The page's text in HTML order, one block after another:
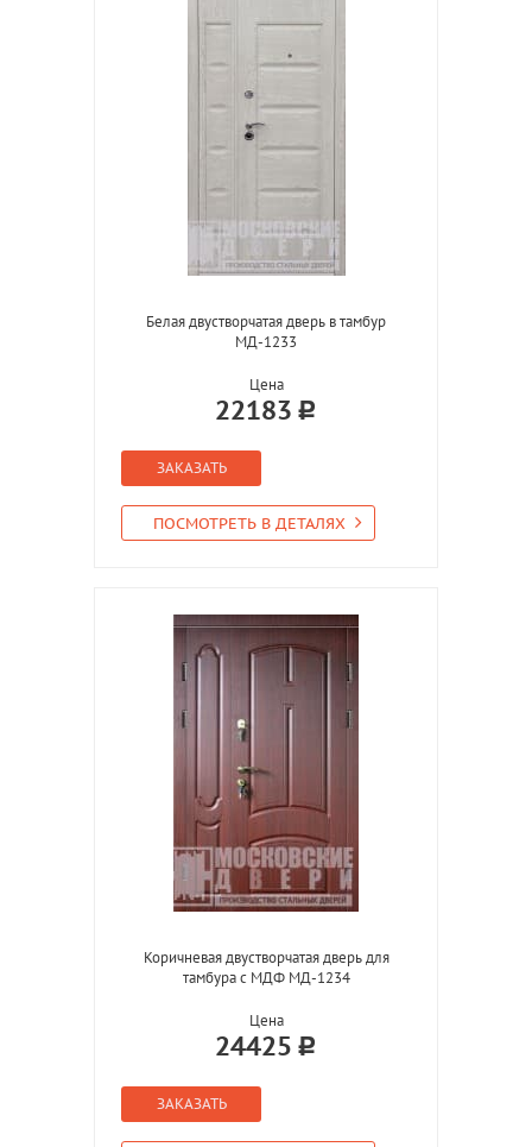
Белая двустворчатая дверь в тамбур
МД-1233
Цена
22183
ЗАКАЗАТЬ
ПОСМОТРЕТЬ В ДЕТАЛЯХ
Коричневая двустворчатая дверь для
тамбура с МДФ МД-1234
Цена
24425
ЗАКАЗАТЬ